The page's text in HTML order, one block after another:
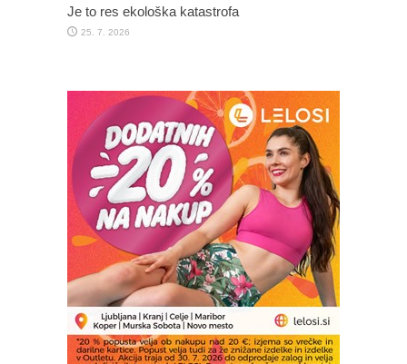
Je to res ekološka katastrofa
25. 7. 2026